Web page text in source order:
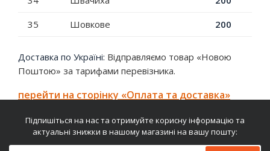
35
Шовкове 200
Доставка по Україні: Відправляємо товар «Новою
Поштою» за тарифами перевізника.
перейти на сторінку «Оплата та доставка»
Підпишіться на нас та отримуйте корисну інформацію та
актуальні знижки в нашому магазині на вашу пошту: